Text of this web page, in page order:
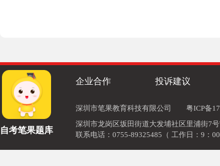
自考笔果题库
企业合作 投诉建议
深圳市笔果教育科技有限公司
粤ICP备
深圳市龙岗区坂田街道大发埔社区里浦街7
联系电话：0755-89325485（ 工作日：9：